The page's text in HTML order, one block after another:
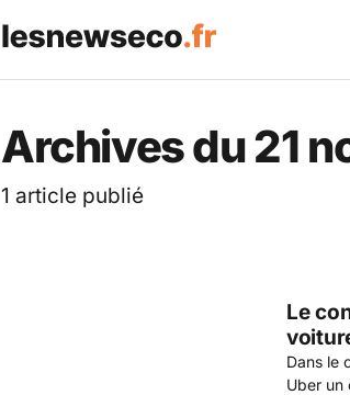
Archives du 21
1 article publié
Le
Dans le
Uber un